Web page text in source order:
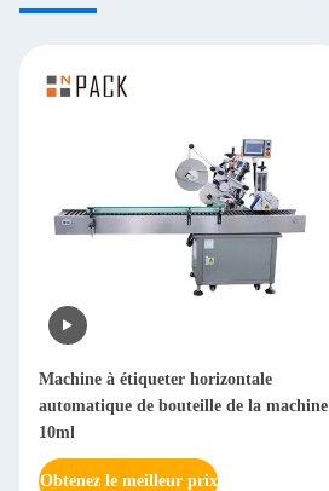
Machine à étiqueter horizontale
automatique de bouteille de la machine
10ml
Obtenez le meilleur prix